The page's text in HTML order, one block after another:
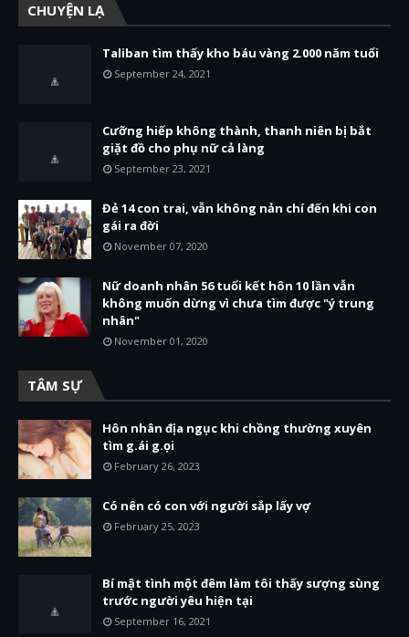
CHUYỆN LẠ
Taliban tìm thấy kho báu vàng 2.000 năm tuổi
September 24, 2021
Cưỡng hiếp không thành, thanh niên bị bắt
giặt đồ cho phụ nữ cả làng
September 23, 2021
Đẻ 14 con trai, vẫn không nản chí đến khi con
gái ra đời
November 07, 2020
Nữ doanh nhân 56 tuổi kết hôn 10 lần vẫn
không muốn dừng vì chưa tìm được "ý trung
nhân"
November 01, 2020
TÂM SỰ
Hôn nhân địa ngục khi chồng thường xuyên
tìm g.ái g.ọi
February 26, 2023
Có nên có con với người sắp lấy vợ
February 25, 2023
Bí mật tình một đêm làm tôi thấy sượng sùng
trước người yêu hiện tại
September 16, 2021